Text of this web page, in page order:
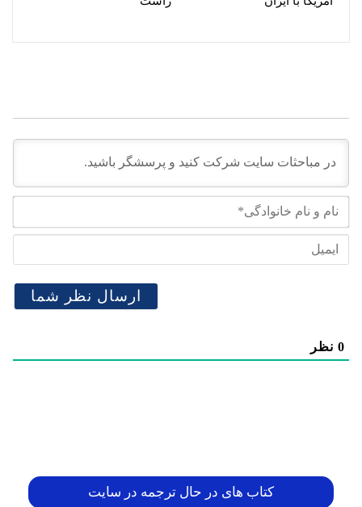
نام
0 نظر
کتاب های در حال ترجمه در سایت